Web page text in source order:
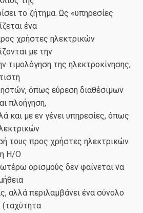
το ζήτημα. Ως «υπηρεσίες
ένα
χρήστες ηλεκτρικών
με την
τιμολόγηση της ηλεκτροκίνησης,
όπως εύρεση διαθέσιμων
πλοήγηση,
και με εν γένει υπηρεσίες, όπως
τους προς χρήστες ηλεκτρικών
Η/Ο
ορισμούς δεν φαίνεται να
αλλά περιλαμβάνει ένα σύνολο